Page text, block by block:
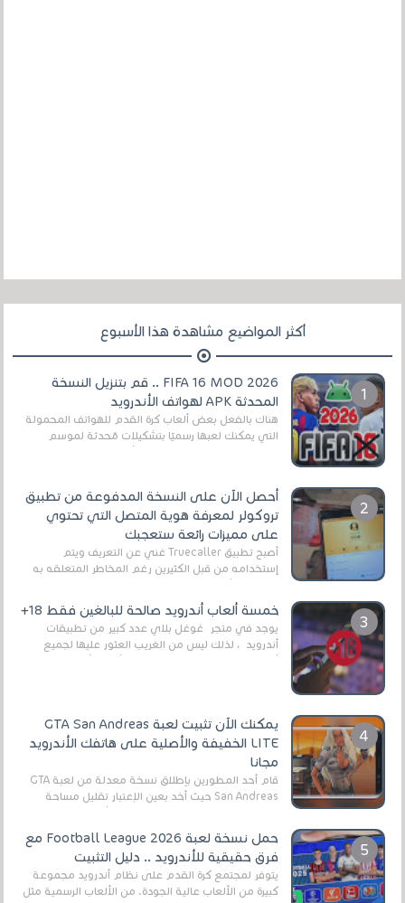
أكثر المواضيع مشاهدة هذا الأسبوع
FIFA 16 MOD 2026 .. قم بتنزيل النسخة
المحدثة APK لهواتف الأندرويد
هناك بالفعل بعض ألعاب كرة القدم للهواتف المحمولة
التي يمكنك لعبها رسميًا بتشكيلات مُحدثة لموسم
أحصل الآن على النسخة المدفوعة من تطبيق
تروكولر لمعرفة هوية المتصل التي تحتوي
على مميزات رائعة ستعجبك
أصبح تطبيق Truecaller غني عن التعريف ويتم
إستخدامه من قبل الكثيرين رغم المخاطر المتعلقه به
خمسة ألعاب أندرويد صالحة للبالغين فقط 18+
يوجد في متجر غوغل بلاي عدد كبير من تطبيقات
أندرويد ، لذلك ليس من الغريب العثور عليها لجميع
يمكنك الآن تثبيت لعبة GTA San Andreas
LITE الخفيفة والأصلية على هاتفك الأندرويد
مجانا
قام أحد المطورين بإطلاق نسخة معدلة من لعبة GTA
San Andreas حيث أخد بعين الإعتبار تقليل مساحة
حمل نسخة لعبة Football League 2026 مع
فرق حقيقية للأندرويد .. دليل التثبيت
يتوفر لمجتمع كرة القدم على نظام أندرويد مجموعة
كبيرة من الألعاب عالية الجودة. من الألعاب الرسمية مثل